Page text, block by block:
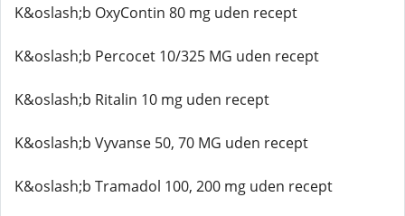
K&oslash;b OxyContin 80 mg uden recept
K&oslash;b Percocet 10/325 MG uden recept
K&oslash;b Ritalin 10 mg uden recept
K&oslash;b Vyvanse 50, 70 MG uden recept
K&oslash;b Tramadol 100, 200 mg uden recept